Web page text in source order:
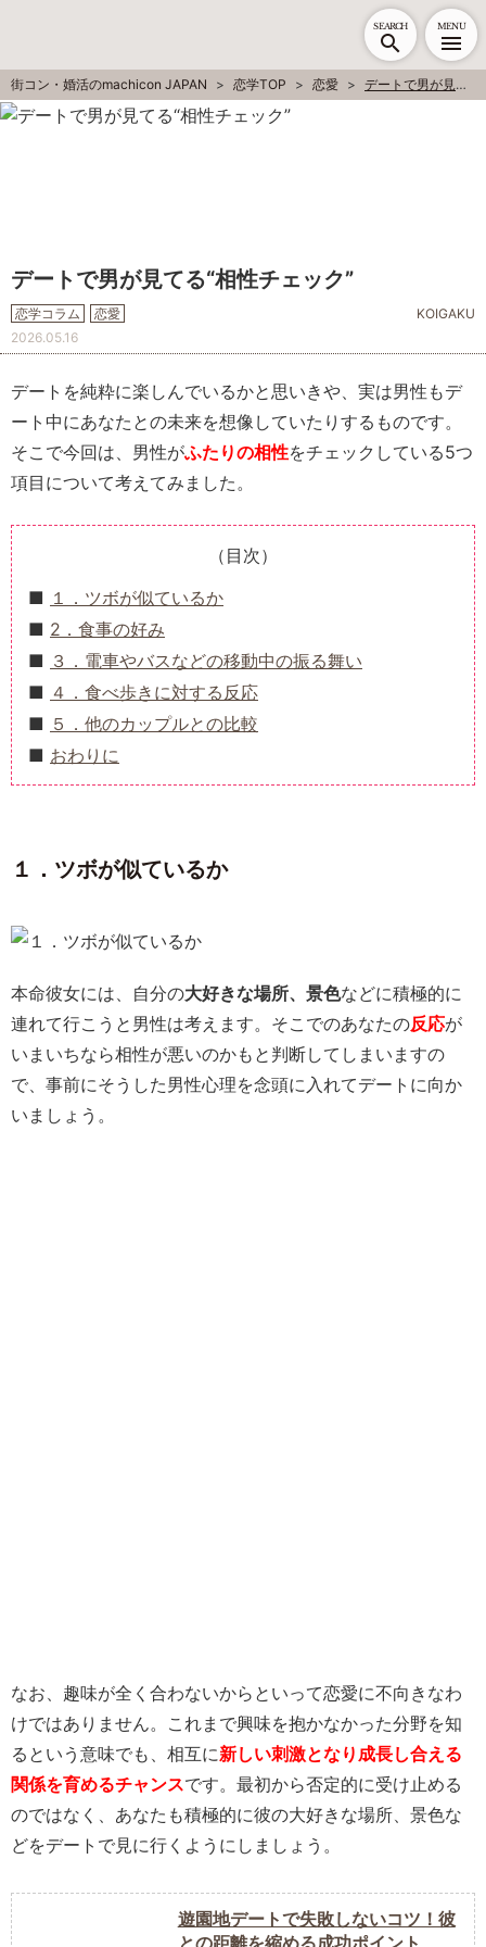
SEARCH MENU
街コン・婚活のmachicon JAPAN 恋学TOP 恋愛 デートで男が見てる“相性チェック”
デートで男が見てる“相性チェック”
恋学コラム 恋愛
KOIGAKU
2026.05.16
デートを純粋に楽しんでいるかと思いきや、実は男性もデ
ート中にあなたとの未来を想像していたりするものです。
そこで今回は、男性がふたりの相性をチェックしている5つ
項目について考えてみました。
（目次）
１．ツボが似ているか
2．食事の好み
３．電車やバスなどの移動中の振る舞い
４．食べ歩きに対する反応
５．他のカップルとの比較
おわりに
１．ツボが似ているか
本命彼女には、自分の大好きな場所、景色などに積極的に
連れて行こうと男性は考えます。そこでのあなたの反応が
いまいちなら相性が悪いのかもと判断してしまいますの
で、事前にそうした男性心理を念頭に入れてデートに向か
いましょう。
なお、趣味が全く合わないからといって恋愛に不向きなわ
けではありません。これまで興味を抱かなかった分野を知
るという意味でも、相互に新しい刺激となり成長し合える
関係を育めるチャンスです。最初から否定的に受け止める
のではなく、あなたも積極的に彼の大好きな場所、景色な
どをデートで見に行くようにしましょう。
遊園地デートで失敗しないコツ！彼
との距離を縮める成功ポイント